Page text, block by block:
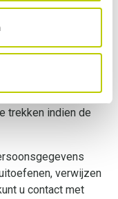
de toepasselijke
betrekking tot uw
het recht om de
te maken,
trekken indien de
verwijzen
u contact met